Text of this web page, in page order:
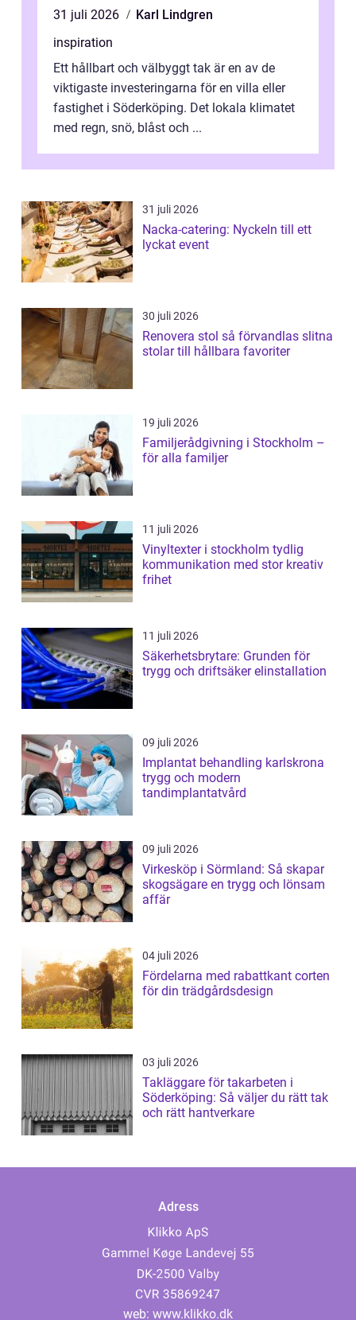
31 juli 2026
Karl Lindgren
inspiration
Ett hållbart och välbyggt tak är en av de
viktigaste investeringarna för en villa eller
fastighet i Söderköping. Det lokala klimatet
med regn, snö, blåst och ...
31 juli 2026
Nacka-catering: Nyckeln till ett
lyckat event
30 juli 2026
Renovera stol så förvandlas slitna
stolar till hållbara favoriter
19 juli 2026
Familjerådgivning i Stockholm –
för alla familjer
11 juli 2026
Vinyltexter i stockholm tydlig
kommunikation med stor kreativ
frihet
11 juli 2026
Säkerhetsbrytare: Grunden för
trygg och driftsäker elinstallation
09 juli 2026
Implantat behandling karlskrona
trygg och modern
tandimplantatvård
09 juli 2026
Virkesköp i Sörmland: Så skapar
skogsägare en trygg och lönsam
affär
04 juli 2026
Fördelarna med rabattkant corten
för din trädgårdsdesign
03 juli 2026
Takläggare för takarbeten i
Söderköping: Så väljer du rätt tak
och rätt hantverkare
Adress
web: www.klikko.dk